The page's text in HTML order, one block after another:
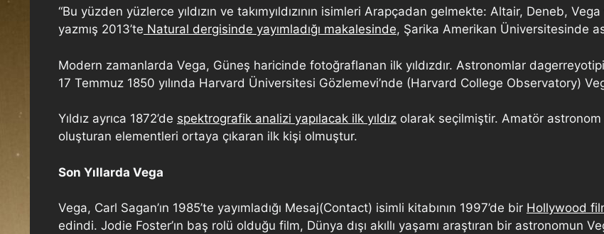
“Bu yüzden yüzlerce yıldızın ve takımyıldızının isimleri Arapçadan gelmekte: Altair, Deneb,
yazmış 2013’te Natural dergisinde yayımladığı makalesinde, Şarika Amerikan Üniversitesinde
Modern zamanlarda Vega, Güneş haricinde fotoğraflanan ilk yıldızdır. Astronomlar
17 Temmuz 1850 yılında Harvard Üniversitesi Gözlemevi’nde (Harvard College Observatory)
Yıldız ayrıca 1872’de spektrografik analizi yapılacak ilk yıldız olarak seçilmiştir. Amatör astronom
oluşturan elementleri ortaya çıkaran ilk kişi olmuştur.
Son Yıllarda Vega
Vega, Carl Sagan’ın 1985’te yayımladığı Mesaj(Contact) isimli kitabının 1997’de bir Hollywood
edindi. Jodie Foster’ın baş rolü olduğu film, Dünya dışı akıllı yaşamı araştıran bir astronomun